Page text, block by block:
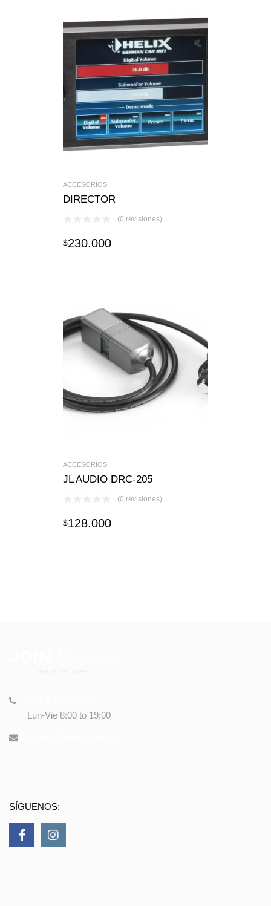
ACCESORIOS
DIRECTOR
(0 revisiones)
$230.000
ACCESORIOS
JL AUDIO DRC-205
(0 revisiones)
$128.000
Lun-Vie 8:00 to 19:00
SÍGUENOS: